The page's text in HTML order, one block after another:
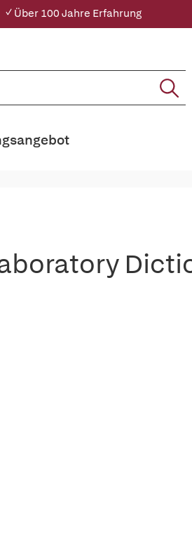
✓ Über 100 Jahre Erfahrung